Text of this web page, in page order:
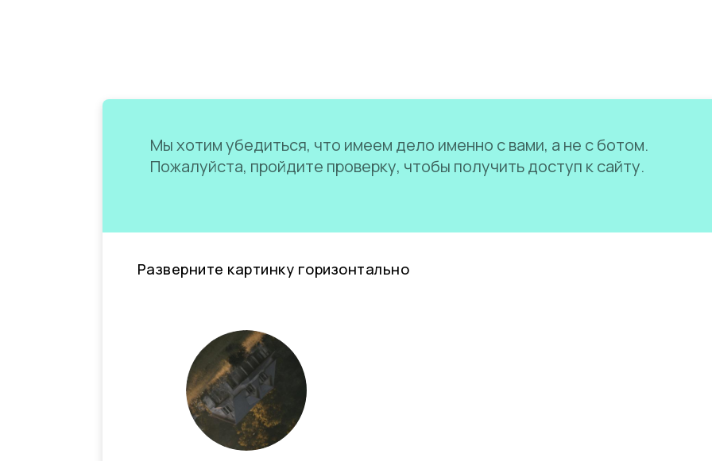
Мы хотим убедиться, что имеем дело именно с вами, а не с ботом.
Пожалуйста, пройдите проверку, чтобы получить доступ к сайту.
Разверните картинку горизонтально